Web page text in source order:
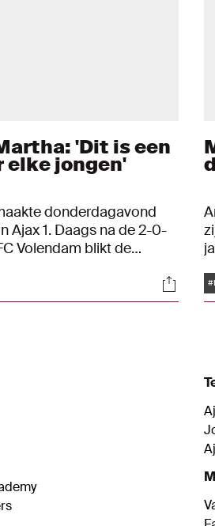
'Dit is een
elke jongen'
donderdagavond
Ajax 1. Daags na de 2-0-
Volendam blikt de
ik niet geloven wat er